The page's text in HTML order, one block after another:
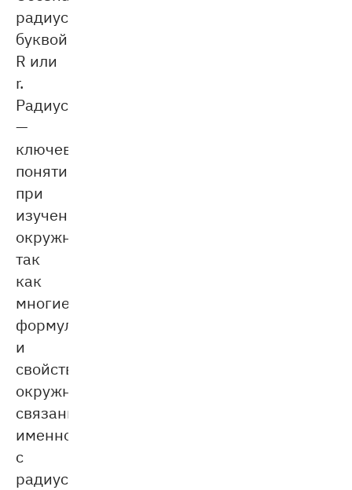
радиус
буквой
R или
r.
Радиус
—
ключевое
понятие
при
изучении
окружности,
так
как
многие
формулы
и
свойства
окружности
связаны
именно
с
радиусом.